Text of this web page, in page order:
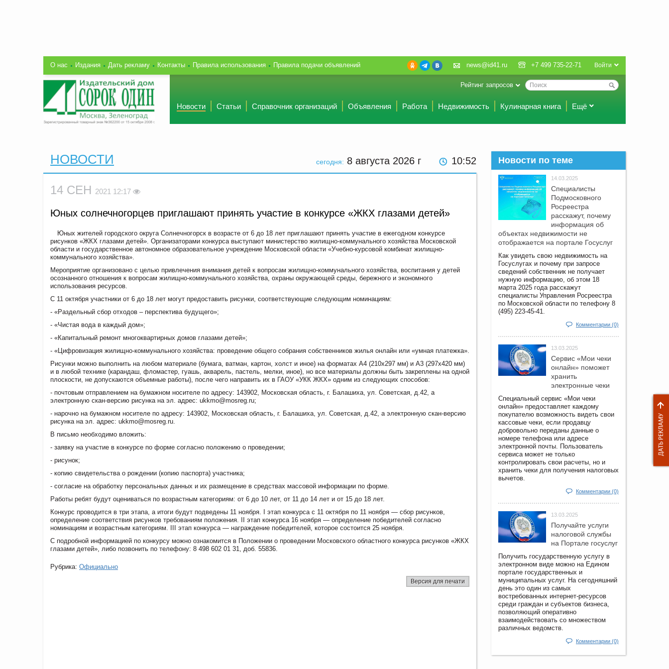
О нас Издания Дать рекламу Контакты Правила использования Правила подачи объявлений Войти
news@id41.ru +7 499 735-22-71
Рейтинг запросов
Новости Статьи Справочник организаций Объявления Работа Недвижимость Кулинарная книга Ещё
сегодня: 8 августа 2026 г 10:52
НОВОСТИ
14 СЕН 2021 12:17
Юных солнечногорцев приглашают принять участие в конкурсе «ЖКХ глазами детей»
Юных жителей городского округа Солнечногорск в возрасте от 6 до 18 лет приглашают принять участие в ежегодном конкурсе
рисунков «ЖКХ глазами детей». Организаторами конкурса выступают министерство жилищно-коммунального хозяйства Московской
области и государственное автономное образовательное учреждение Московской области «Учебно-курсовой комбинат жилищно-
коммунального хозяйства».
Мероприятие организовано с целью привлечения внимания детей к вопросам жилищно-коммунального хозяйства, воспитания у детей
осознанного отношения к вопросам жилищно-коммунального хозяйства, охраны окружающей среды, бережного и экономного
использования ресурсов.
С 11 октября участники от 6 до 18 лет могут предоставить рисунки, соответствующие следующим номинациям:
- «Раздельный сбор отходов – перспектива будущего»;
- «Чистая вода в каждый дом»;
- «Капитальный ремонт многоквартирных домов глазами детей»;
- «Цифровизация жилищно-коммунального хозяйства: проведение общего собрания собственников жилья онлайн или «умная платежка».
Рисунки можно выполнить на любом материале (бумага, ватман, картон, холст и иное) на форматах А4 (210х297 мм) и А3 (297х420 мм)
и в любой технике (карандаш, фломастер, гуашь, акварель, пастель, мелки, иное), но все материалы должны быть закреплены на одной
плоскости, не допускаются объемные работы), после чего направить их в ГАОУ «УКК ЖКХ» одним из следующих способов:
- почтовым отправлением на бумажном носителе по адресу: 143902, Московская область, г. Балашиха, ул. Советская, д.42, а
электронную скан-версию рисунка на эл. адрес: ukkmo@mosreg.ru;
- нарочно на бумажном носителе по адресу: 143902, Московская область, г. Балашиха, ул. Советская, д.42, а электронную скан-версию
рисунка на эл. адрес: ukkmo@mosreg.ru.
В письмо необходимо вложить:
- заявку на участие в конкурсе по форме согласно положению о проведении;
- рисунок;
- копию свидетельства о рождении (копию паспорта) участника;
- согласие на обработку персональных данных и их размещение в средствах массовой информации по форме.
Работы ребят будут оцениваться по возрастным категориям: от 6 до 10 лет, от 11 до 14 лет и от 15 до 18 лет.
Конкурс проводится в три этапа, а итоги будут подведены 11 ноября. I этап конкурса с 11 октября по 11 ноября — сбор рисунков,
определение соответствия рисунков требованиям положения. II этап конкурса 16 ноября — определение победителей согласно
номинациям и возрастным категориям. III этап конкурса — награждение победителей, которое состоится 25 ноября.
С подробной информацией по конкурсу можно ознакомится в Положении о проведении Московского областного конкурса рисунков «ЖКХ
глазами детей», либо позвонить по телефону: 8 498 602 01 31, доб. 55836.
Рубрика: Официально
Версия для печати
Новости по теме
14.03.2025
Специалисты
Подмосковного
Росреестра
расскажут, почему
информация об
объектах недвижимости не
отображается на портале Госуслуг
Как увидеть свою недвижимость на
Госуслугах и почему при запросе
сведений собственник не получает
нужную информацию, об этом 18
марта 2025 года расскажут
специалисты Управления Росреестра
по Московской области по телефону 8
(495) 223-45-41.
Комментарии (0)
13.03.2025
Сервис «Мои чеки
онлайн» поможет
хранить
электронные чеки
Специальный сервис «Мои чеки
онлайн» предоставляет каждому
покупателю возможность видеть свои
кассовые чеки, если продавцу
добровольно переданы данные о
номере телефона или адресе
электронной почты. Пользователь
сервиса может не только
контролировать свои расчеты, но и
хранить чеки для получения налоговых
вычетов.
Комментарии (0)
13.03.2025
Получайте услуги
налоговой службы
на Портале госyслуг
Получить государственную услугу в
электронном виде можно на Едином
портале государственных и
муниципальных услуг. На сегодняшний
день это один из самых
востребованных интернет-ресурсов
среди граждан и субъектов бизнеса,
позволяющий оперативно
взаимодействовать со множеством
различных ведомств.
Комментарии (0)